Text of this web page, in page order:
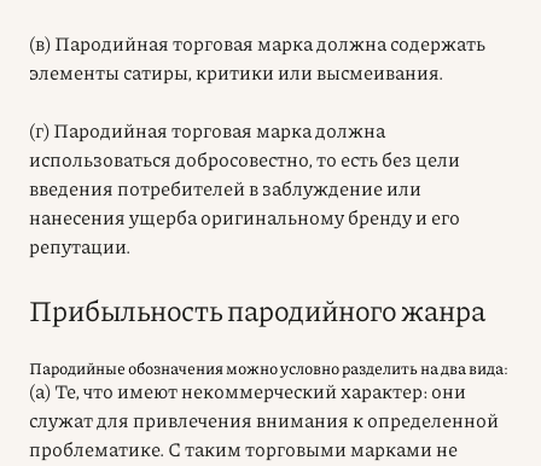
(в) Пародийная торговая марка должна содержать
элементы сатиры, критики или высмеивания.
(г) Пародийная торговая марка должна
использоваться добросовестно, то есть без цели
введения потребителей в заблуждение или
нанесения ущерба оригинальному бренду и его
репутации.
Прибыльность пародийного жанра
Пародийные обозначения можно условно разделить на два вида:
(а) Те, что имеют некоммерческий характер: они
служат для привлечения внимания к определенной
проблематике. С таким торговыми марками не